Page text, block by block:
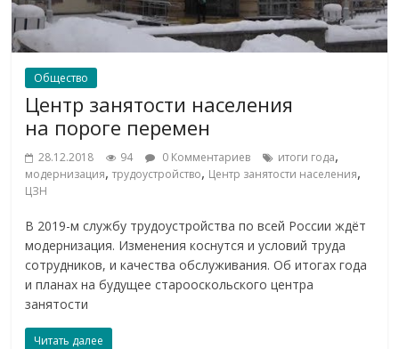
Общество
Центр занятости населения
на пороге перемен
28.12.2018 94 0 Комментариев итоги года,
модернизация,трудоустройство, Центр занятости населения,
ЦЗН
В 2019-м службу трудоустройства по всей России ждёт
модернизация. Изменения коснутся и условий труда
сотрудников, и качества обслуживания. Об итогах года
и планах на будущее старооскольского центра
занятости
Читать далее